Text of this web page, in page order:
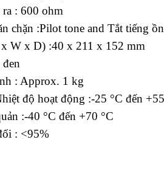
: 600 ohm
chặn :Pilot tone and Tắt tiếng ồn
W x D) :40 x 211 x 152 mm
: Approx. 1 kg
độ hoạt động :-25 °C đến
:-40 °C đến +70 °C
: <95%